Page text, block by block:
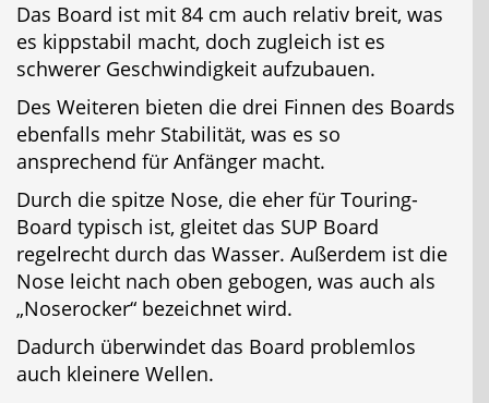
Das Board ist mit 84 cm auch relativ breit, was
es kippstabil macht, doch zugleich ist es
schwerer Geschwindigkeit aufzubauen.
Des Weiteren bieten die drei Finnen des Boards
ebenfalls mehr Stabilität, was es so
ansprechend für Anfänger macht.
Durch die spitze Nose, die eher für Touring-
Board typisch ist, gleitet das SUP Board
regelrecht durch das Wasser. Außerdem ist die
Nose leicht nach oben gebogen, was auch als
„Noserocker“ bezeichnet wird.
Dadurch überwindet das Board problemlos
auch kleinere Wellen.